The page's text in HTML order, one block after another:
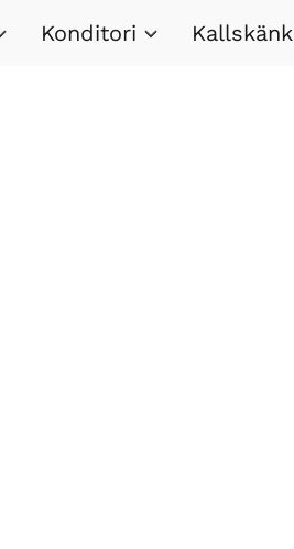
Konditori Kallskänk